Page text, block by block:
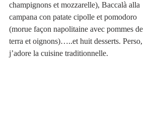
champignons et mozzarelle), Baccalà alla
campana con patate cipolle et pomodoro
(morue façon napolitaine avec pommes de
terra et oignons)…..et huit desserts. Perso,
j’adore la cuisine traditionnelle.